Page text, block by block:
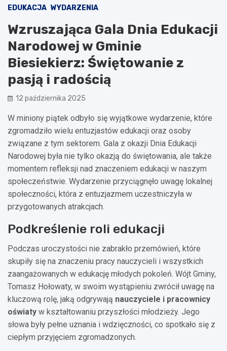
EDUKACJA WYDARZENIA
Wzruszająca Gala Dnia Edukacji
Narodowej w Gminie
Biesiekierz: Świętowanie z
pasją i radością
12 października 2025
W miniony piątek odbyło się wyjątkowe wydarzenie, które
zgromadziło wielu entuzjastów edukacji oraz osoby
związane z tym sektorem. Gala z okazji Dnia Edukacji
Narodowej była nie tylko okazją do świętowania, ale także
momentem refleksji nad znaczeniem edukacji w naszym
społeczeństwie. Wydarzenie przyciągnęło uwagę lokalnej
społeczności, która z entuzjazmem uczestniczyła w
przygotowanych atrakcjach.
Podkreślenie roli edukacji
Podczas uroczystości nie zabrakło przemówień, które
skupiły się na znaczeniu pracy nauczycieli i wszystkich
zaangażowanych w edukację młodych pokoleń. Wójt Gminy,
Tomasz Hołowaty, w swoim wystąpieniu zwrócił uwagę na
kluczową rolę, jaką odgrywają nauczyciele i pracownicy
oświaty w kształtowaniu przyszłości młodzieży. Jego
słowa były pełne uznania i wdzięczności, co spotkało się z
ciepłym przyjęciem zgromadzonych.